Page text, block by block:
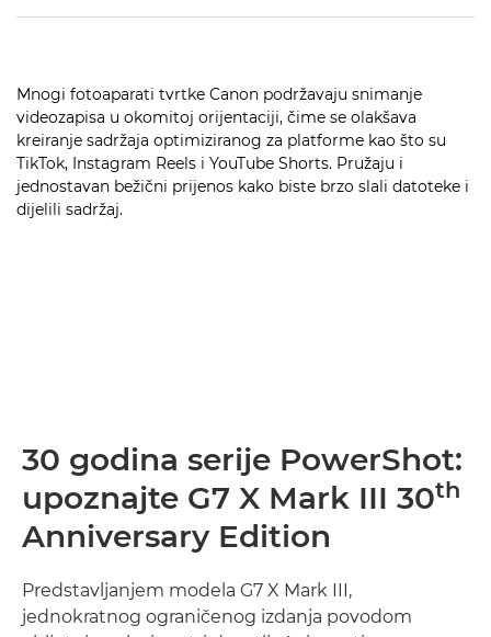
Mnogi fotoaparati tvrtke Canon podržavaju snimanje
videozapisa u okomitoj orijentaciji, čime se olakšava
kreiranje sadržaja optimiziranog za platforme kao što su
TikTok, Instagram Reels i YouTube Shorts. Pružaju i
jednostavan bežični prijenos kako biste brzo slali datoteke i
dijelili sadržaj.
30 godina serije PowerShot:
upoznajte G7 X Mark III 30th
Anniversary Edition
Predstavljanjem modela G7 X Mark III,
jednokratnog ograničenog izdanja povodom